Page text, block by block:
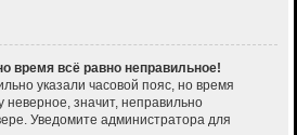
время всё равно неправильное!
указали часовой пояс, но время
значит, неправильно
Уведомите администратора для